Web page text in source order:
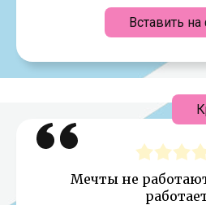
Вставить
Мечты не